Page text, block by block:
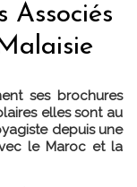
Associés
ses brochures
elles sont au
depuis une
le Maroc et la